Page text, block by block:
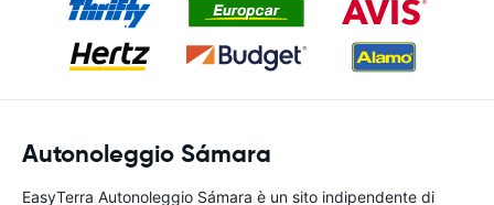
Autonoleggio Sámara
EasyTerra Autonoleggio Sámara è un sito indipendente di